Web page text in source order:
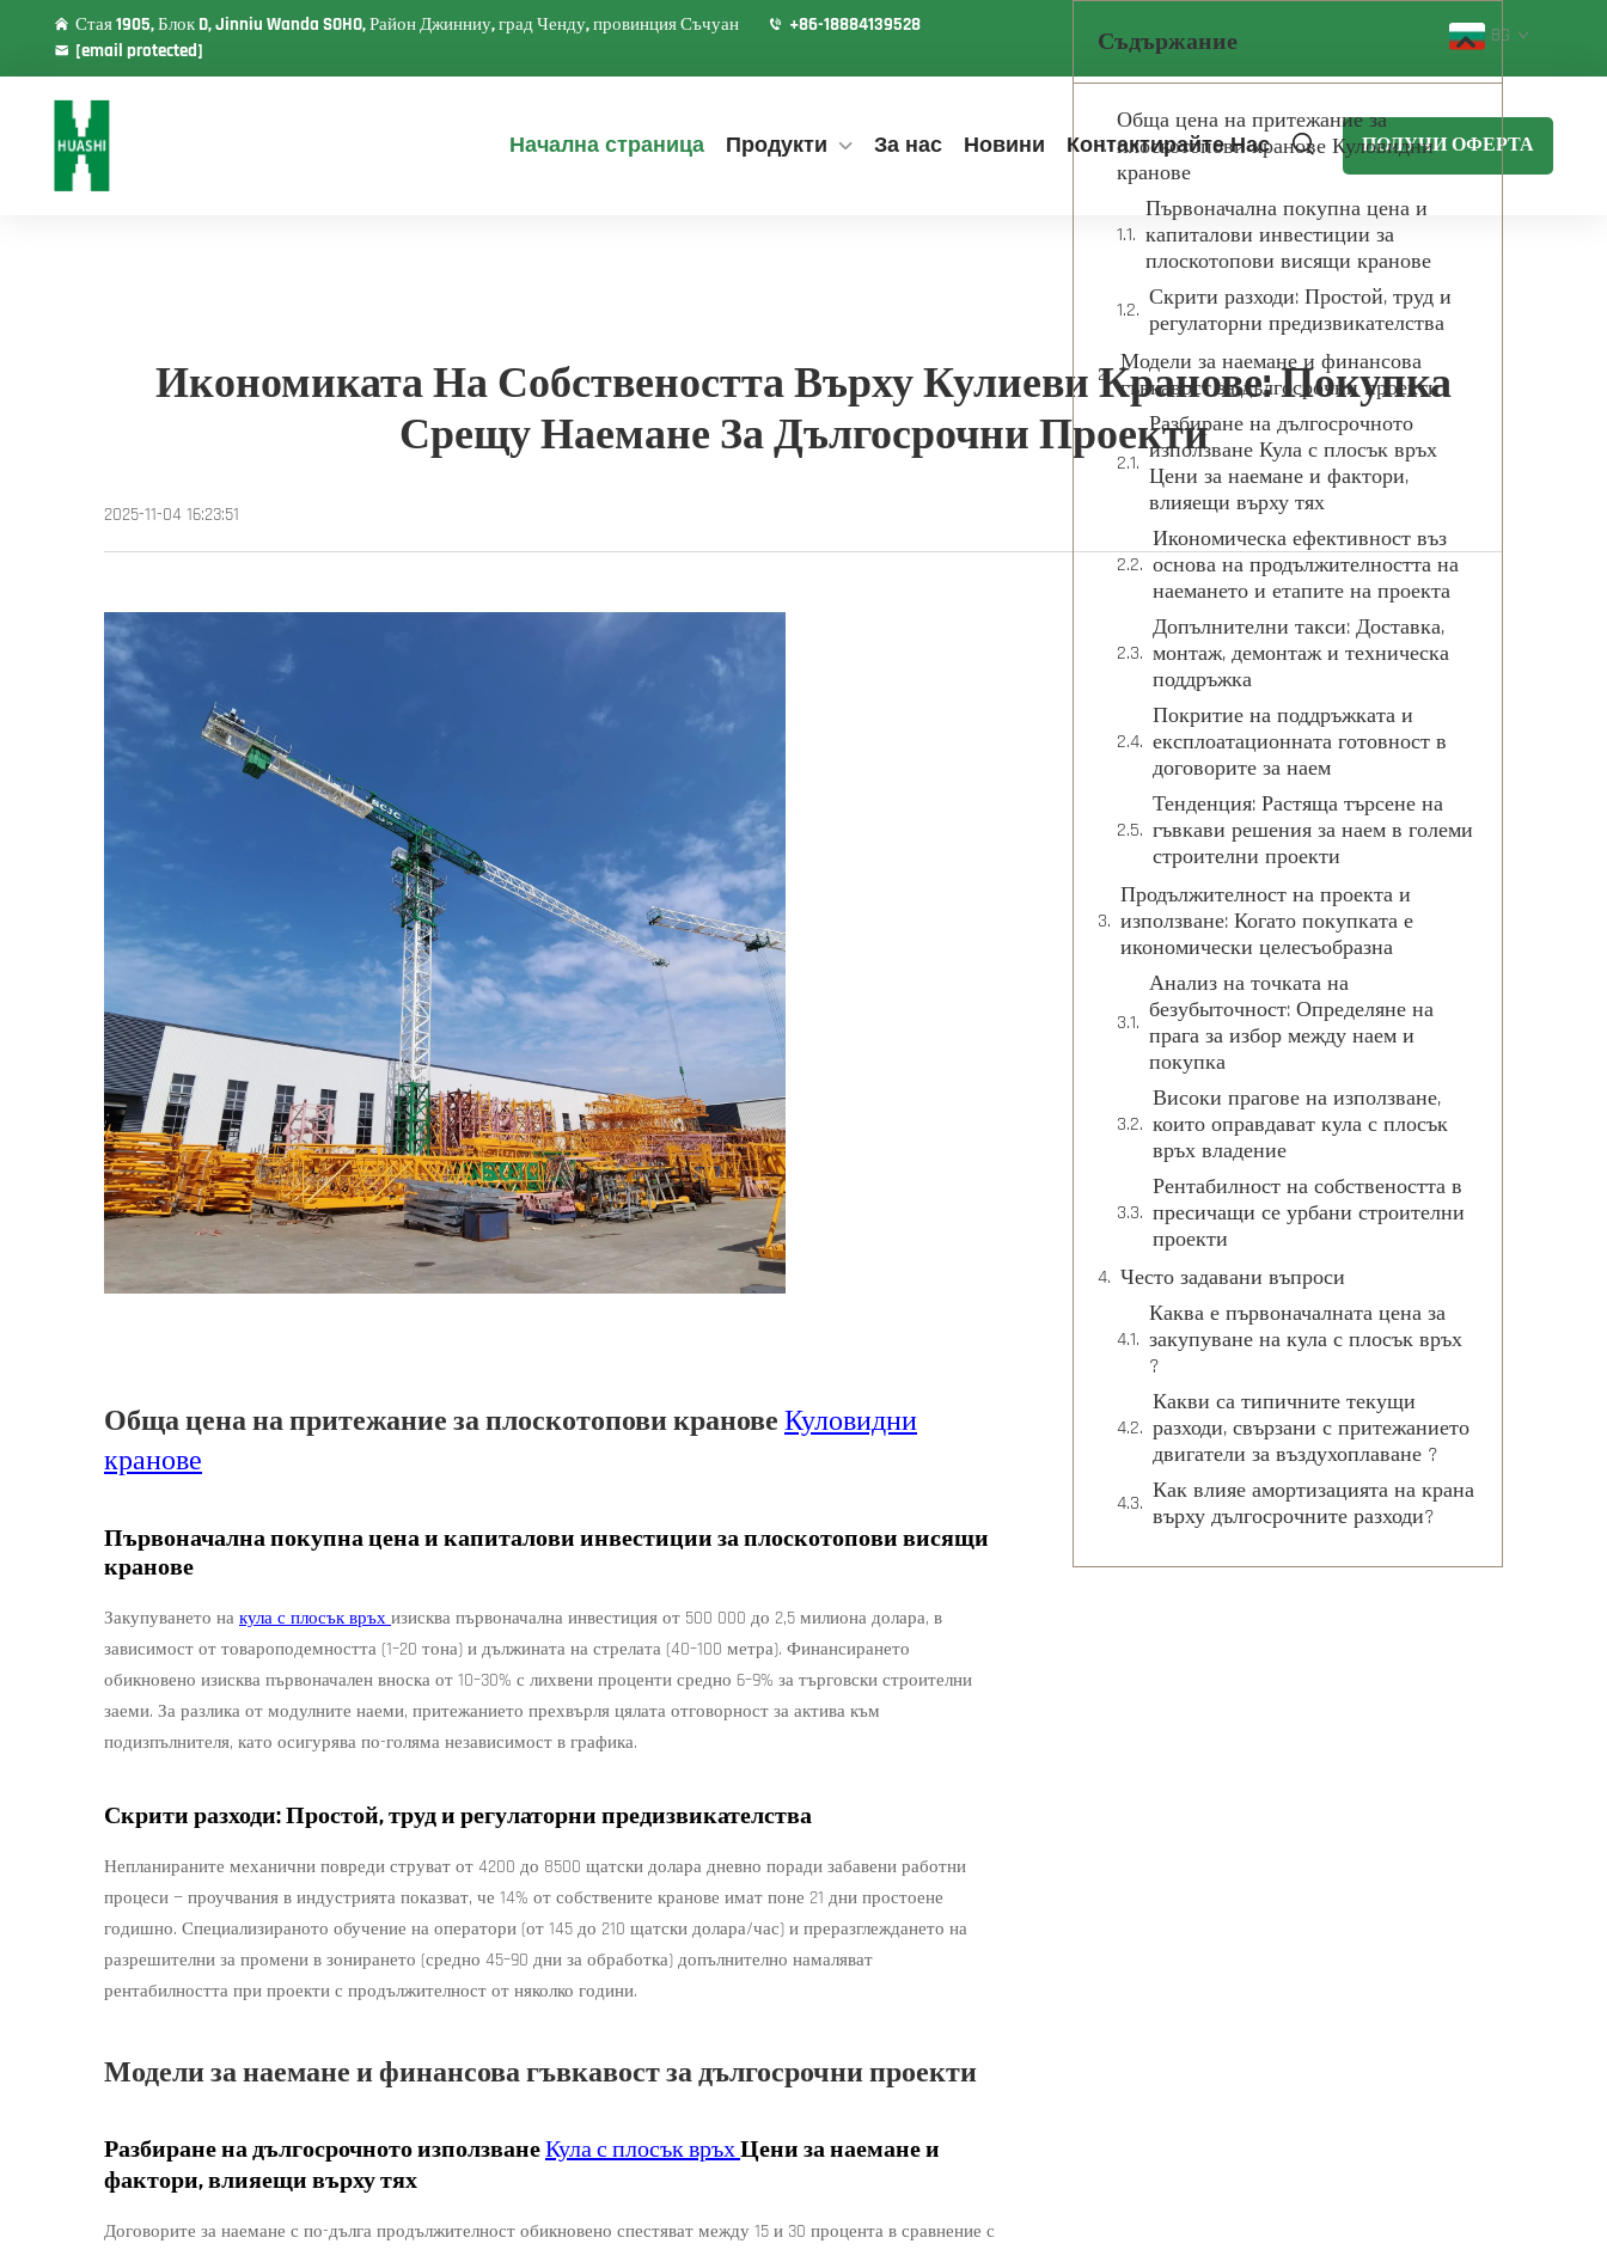
Стая 1905, Блок D, Jinniu Wanda SOHO, Район Джинниу, град Ченду, провинция Съчуан
+86-18884139528
[email protected]
BG
Начална страница Продукти За нас Новини Контактирайте Нас ПОЛУЧИ ОФЕРТА
Икономиката На Собствеността Върху Кулиеви Кранове: Покупка
Срещу Наемане За Дългосрочни Проекти
2025-11-04 16:23:51
Обща цена на притежание за плоскотопови кранове Куловидни
кранове
Първоначална покупна цена и капиталови инвестиции за плоскотопови висящи
кранове
Закупуването на кула с плосък връх изисква първоначална инвестиция от 500 000 до 2,5 милиона долара, в
зависимост от товароподемността (1–20 тона) и дължината на стрелата (40–100 метра). Финансирането
обикновено изисква първоначален вноска от 10–30% с лихвени проценти средно 6–9% за търговски строителни
заеми. За разлика от модулните наеми, притежанието прехвърля цялата отговорност за актива към
подизпълнителя, като осигурява по-голяма независимост в графика.
Скрити разходи: Простой, труд и регулаторни предизвикателства
Непланираните механични повреди струват от 4200 до 8500 щатски долара дневно поради забавени работни
процеси — проучвания в индустрията показват, че 14% от собствените кранове имат поне 21 дни простоене
годишно. Специализираното обучение на оператори (от 145 до 210 щатски долара/час) и преразглеждането на
разрешителни за промени в зонирането (средно 45–90 дни за обработка) допълнително намаляват
рентабилността при проекти с продължителност от няколко години.
Модели за наемане и финансова гъвкавост за дългосрочни проекти
Разбиране на дългосрочното използванеКула с плосък връхЦени за наемане и
фактори, влияещи върху тях
Договорите за наемане с по-дълга продължителност обикновено спестяват между 15 и 30 процента в сравнение с
Съдържание
Обща цена на притежание за
плоскотопови кранове Куловидни
кранове
Първоначална покупна цена и
капиталови инвестиции за
плоскотопови висящи кранове
Скрити разходи: Простой, труд и
регулаторни предизвикателства
Модели за наемане и финансова
гъвкавост за дългосрочни проекти
Разбиране на дългосрочното
използване Кула с плосък връх
Цени за наемане и фактори,
влияещи върху тях
Икономическа ефективност въз
основа на продължителността на
наемането и етапите на проекта
Допълнителни такси: Доставка,
монтаж, демонтаж и техническа
поддръжка
Покритие на поддръжката и
експлоатационната готовност в
договорите за наем
Тенденция: Растяща търсене на
гъвкави решения за наем в големи
строителни проекти
Продължителност на проекта и
използване: Когато покупката е
икономически целесъобразна
Анализ на точката на
безубыточност: Определяне на
прага за избор между наем и
покупка
Високи прагове на използване,
които оправдават кула с плосък
връх владение
Рентабилност на собствеността в
пресичащи се урбани строителни
проекти
Често задавани въпроси
Каква е първоначалната цена за
закупуване на кула с плосък връх
?
Какви са типичните текущи
разходи, свързани с притежанието
двигатели за въздухоплаване ?
Как влияе амортизацията на крана
върху дългосрочните разходи?